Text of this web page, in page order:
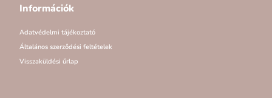
Információk
Adatvédelmi tájékoztató
Általános szerződési feltételek
Visszaküldési űrlap